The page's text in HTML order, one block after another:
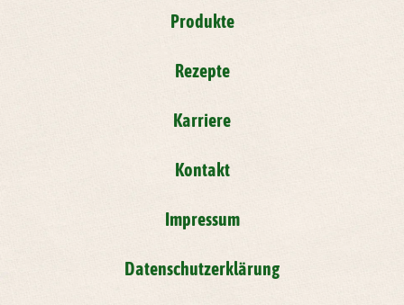
Produkte
Rezepte
Karriere
Kontakt
Impressum
Datenschutzerklärung